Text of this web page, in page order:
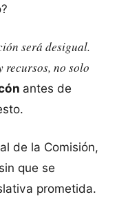
será desigual.
recursos, no solo
antes de
de la Comisión,
que se
prometida.